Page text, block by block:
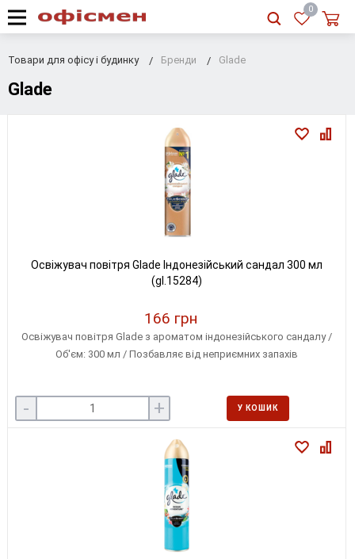
RU
0
Товари для офісу і будинку Бренди Glade
Glade
Освіжувач повітря Glade Індонезійський сандал 300 мл
(gl.15284)
166 грн
Освіжувач повітря Glade з ароматом індонезійського сандалу /
Об'єм: 300 мл / Позбавляє від неприємних запахів
- + У КОШИК